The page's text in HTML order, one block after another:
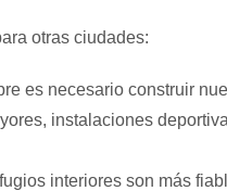
otras ciudades:
es necesario construir
instalaciones
interiores son más